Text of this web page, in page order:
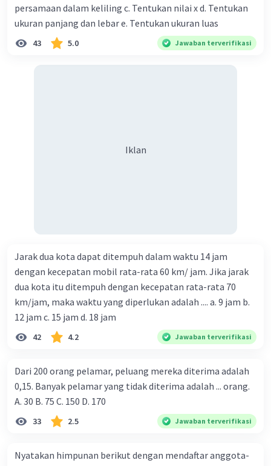
persamaan dalam keliling c. Tentukan nilai x d. Tentukan
ukuran panjang dan lebar e. Tentukan ukuran luas
43 5.0 Jawaban terverifikasi
Iklan
Jarak dua kota dapat ditempuh dalam waktu 14 jam
dengan kecepatan mobil rata-rata 60 km/ jam. Jika jarak
dua kota itu ditempuh dengan kecepatan rata-rata 70
km/jam, maka waktu yang diperlukan adalah .... a. 9 jam b.
12 jam c. 15 jam d. 18 jam
42 4.2 Jawaban terverifikasi
Dari 200 orang pelamar, peluang mereka diterima adalah
0,15. Banyak pelamar yang tidak diterima adalah ... orang.
A. 30 B. 75 C. 150 D. 170
33 2.5 Jawaban terverifikasi
Nyatakan himpunan berikut dengan mendaftar anggota-